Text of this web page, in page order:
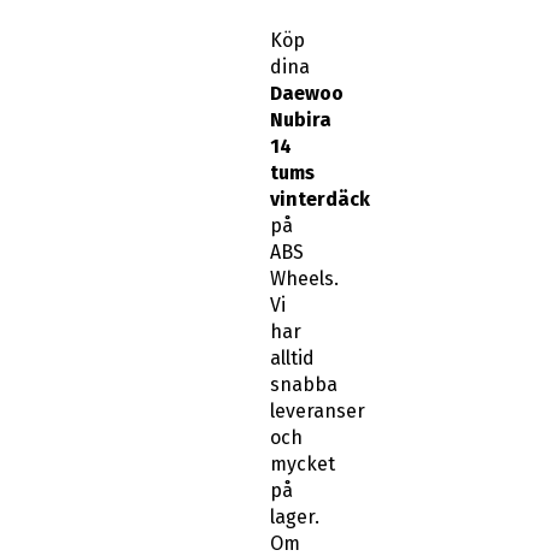
Köp
dina
Daewoo
Nubira
14
tums
vinterdäck
på
ABS
Wheels.
Vi
har
alltid
snabba
leveranser
och
mycket
på
lager.
Om